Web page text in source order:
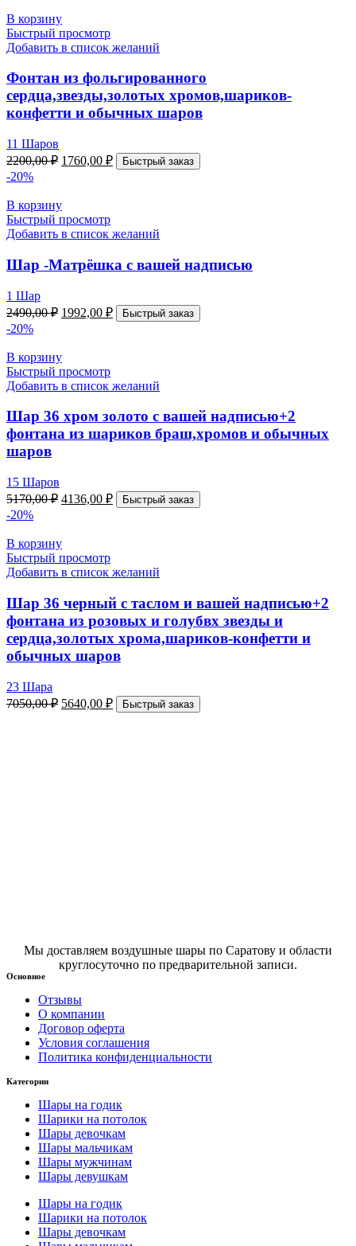
В корзину
Быстрый просмотр
Добавить в список желаний
Фонтан из фольгированного
сердца,звезды,золотых хромов,шариков-
конфетти и обычных шаров
11 Шаров
2200,00₽ 1760,00 ₽ Быстрый заказ
-20%
В корзину
Быстрый просмотр
Добавить в список желаний
Шар -Матрёшка с вашей надписью
1 Шар
2490,00₽ 1992,00 ₽ Быстрый заказ
-20%
В корзину
Быстрый просмотр
Добавить в список желаний
Шар 36 хром золото с вашей надписью+2
фонтана из шариков браш,хромов и обычных
шаров
15 Шаров
5170,00₽ 4136,00 ₽ Быстрый заказ
-20%
В корзину
Быстрый просмотр
Добавить в список желаний
Шар 36 черный с таслом и вашей надписью+2
фонтана из розовых и голубвх звезды и
сердца,золотых хрома,шариков-конфетти и
обычных шаров
23 Шара
7050,00₽ 5640,00 ₽ Быстрый заказ
Мы доставляем воздушные шары по Саратову и области
круглосуточно по предварительной записи.
Основное
Отзывы
О компании
Договор оферта
Условия соглашения
Политика конфиденциальности
Категории
Шары на годик
Шарики на потолок
Шары девочкам
Шары мальчикам
Шары мужчинам
Шары девушкам
Шары на годик
Шарики на потолок
Шары девочкам